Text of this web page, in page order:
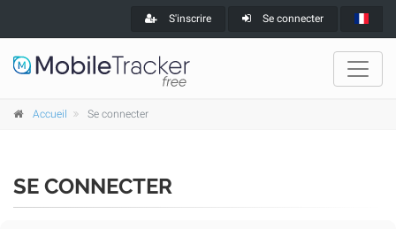
S'inscrire Se connecter
Accueil Se connecter
SE CONNECTER